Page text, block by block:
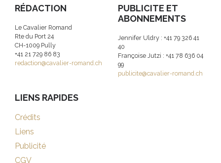
RÉDACTION
Le Cavalier Romand
Rte du Port 24
CH-1009 Pully
+41 21 729 86 83
redaction@cavalier-romand.ch
PUBLICITE ET
ABONNEMENTS
Jennifer Uldry : +41 79 326 41
40
Françoise Jutzi : +41 78 636 04
99
publicite@cavalier-romand.ch
LIENS RAPIDES
Crédits
Liens
Publicité
CGV